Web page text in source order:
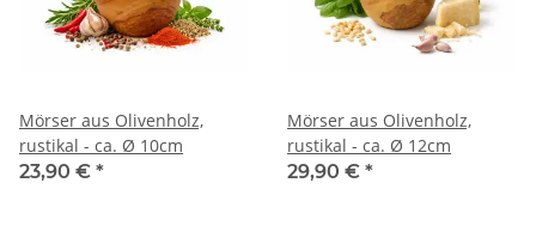
Mörser aus Olivenholz,
rustikal - ca. Ø 10cm
23,90 € *
Mörser aus Olivenholz,
rustikal - ca. Ø 12cm
29,90 € *